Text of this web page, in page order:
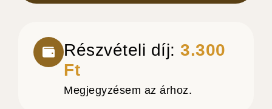
Részvételi díj: 3.300
Ft
Megjegyzésem az árhoz.